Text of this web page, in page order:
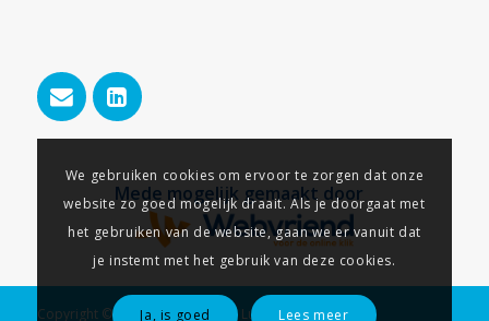
Mede mogelijk gemaakt door
Copyright © 2026 - Businessclub Lunteren
We gebruiken cookies om ervoor te zorgen dat onze
website zo goed mogelijk draait. Als je doorgaat met
het gebruiken van de website, gaan we er vanuit dat
je instemt met het gebruik van deze cookies.
Ja, is goed Lees meer